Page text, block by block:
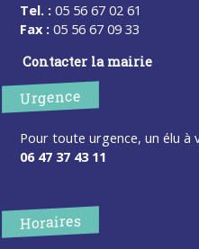
Tel. : 05 56 67 02 61
Fax : 05 56 67 09 33
Contacter la mairie
Urgence
Pour toute urgence, un élu à
06 47 37 43 11
Horaires